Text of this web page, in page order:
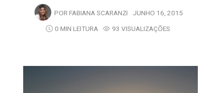
POR FABIANA SCARANZI JUNHO 16, 2015
0 MIN LEITURA
93 VISUALIZAÇÕES